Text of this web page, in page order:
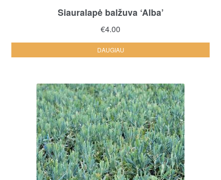
Siauralapė balžuva ‘Alba’
€4.00
DAUGIAU